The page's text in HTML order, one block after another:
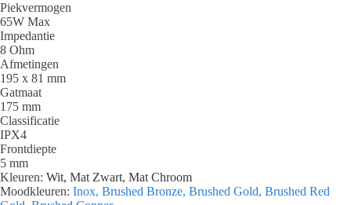
Piekvermogen
65W Max
Impedantie
8 Ohm
Afmetingen
195 x 81 mm
Gatmaat
175 mm
Classificatie
IPX4
Frontdiepte
5 mm
Kleuren: Wit, Mat Zwart, Mat Chroom
Moodkleuren: Inox, Brushed Bronze, Brushed Gold, Brushed Red